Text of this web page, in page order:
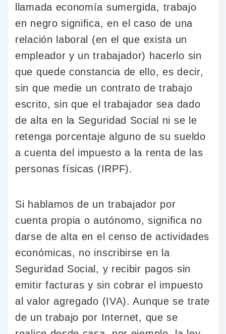
llamada economía sumergida, trabajo
en negro significa, en el caso de una
relación laboral (en el que exista un
empleador y un trabajador) hacerlo sin
que quede constancia de ello, es decir,
sin que medie un contrato de trabajo
escrito, sin que el trabajador sea dado
de alta en la Seguridad Social ni se le
retenga porcentaje alguno de su sueldo
a cuenta del impuesto a la renta de las
personas físicas (IRPF).
Si hablamos de un trabajador por
cuenta propia o autónomo, significa no
darse de alta en el censo de actividades
económicas, no inscribirse en la
Seguridad Social, y recibir pagos sin
emitir facturas y sin cobrar el impuesto
al valor agregado (IVA). Aunque se trate
de un trabajo por Internet, que se